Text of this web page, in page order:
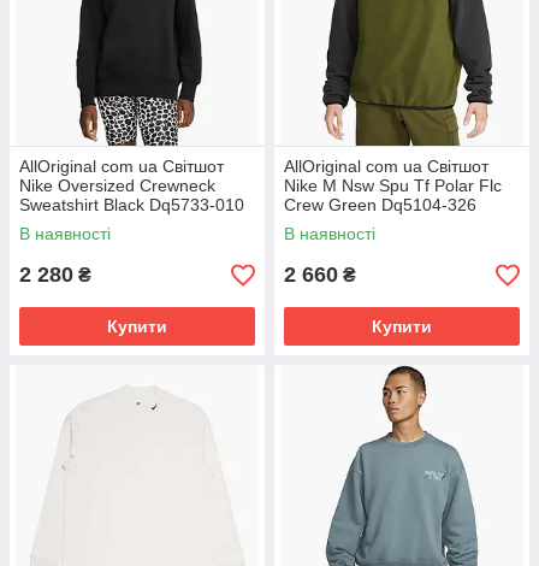
AllOriginal com ua Світшот
Nike Oversized Crewneck
Sweatshirt Black Dq5733-010
РОЗМІРИ ЗАПИТУЙТЕ
В наявності
2 280 ₴
Купити
AllOriginal com ua Світшот
Nike M Nsw Spu Tf Polar Flc
Crew Green Dq5104-326
РОЗМІРИ ЗАПИТУЙТЕ
В наявності
2 660 ₴
Купити